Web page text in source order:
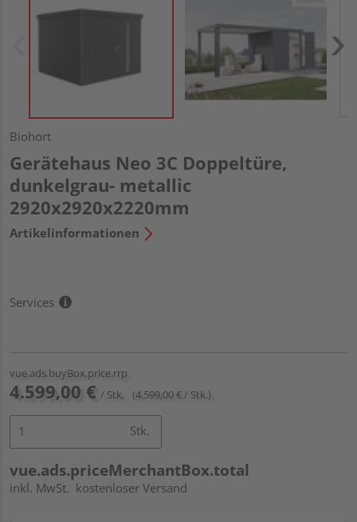
Biohort
Gerätehaus Neo 3C Doppeltüre,
dunkelgrau- metallic
2920x2920x2220mm
Artikelinformationen
Services
vue.ads.buyBox.price.rrp
4.599,00 € / Stk. (4.599,00 € / Stk.)
Stk.
vue.ads.priceMerchantBox.total
inkl. MwSt. kostenloser Versand